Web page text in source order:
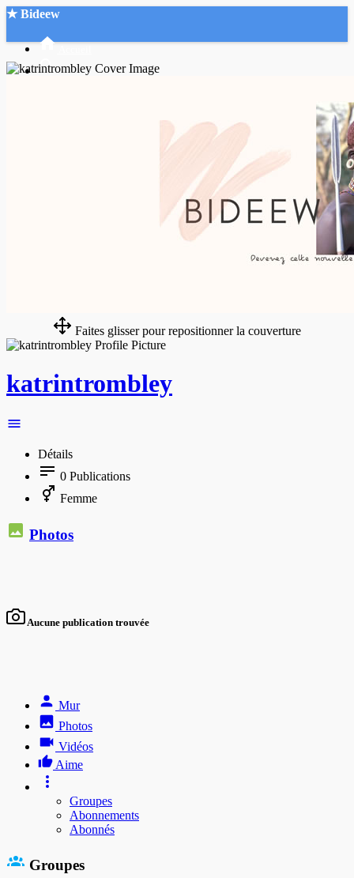
★ Bideew
Faites glisser pour repositionner la couverture
katrintrombley
Détails
0 Publications
Femme
Photos
Aucune publication trouvée
Mur
Photos
Vidéos
Aime
Groupes
Abonnements
Abonnés
Groupes